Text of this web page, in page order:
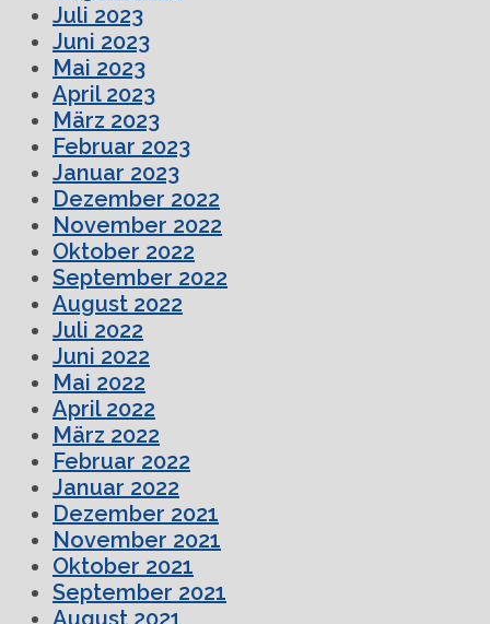
Juli 2023
Juni 2023
Mai 2023
April 2023
März 2023
Februar 2023
Januar 2023
Dezember 2022
November 2022
Oktober 2022
September 2022
August 2022
Juli 2022
Juni 2022
Mai 2022
April 2022
März 2022
Februar 2022
Januar 2022
Dezember 2021
November 2021
Oktober 2021
September 2021
August 2021